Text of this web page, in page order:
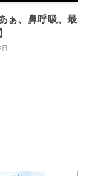
ぁ、鼻呼吸、最